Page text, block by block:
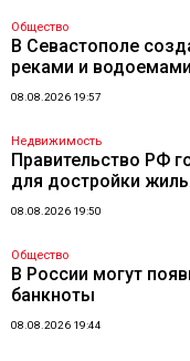
Общество
В Севастополе
реками и водоемами
08.08.2026 19:57
Недвижимость
Правительство РФ
для достройки
08.08.2026 19:50
Общество
В России могут
банкноты
08.08.2026 19:44